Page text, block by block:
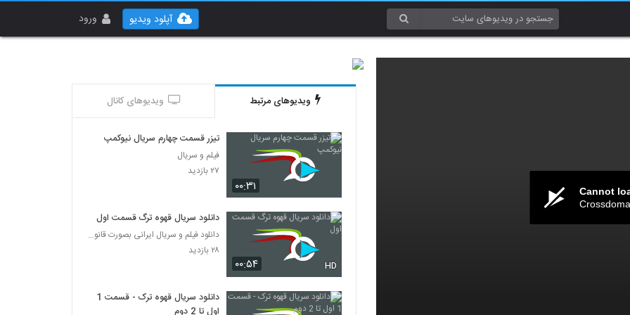
ورود آپلود ویدیو
Cannot
ویدیوهای مرتبط ویدیوهای کانال
۰۰:۳۱
تیزر قسمت چهارم سریال نیوکمپ
فیلم و سریال
۲۷ بازدید
۰۰:۵۴ HD
دانلود سریال قهوه ترگ قسمت اول
دانلود فیلم و سریال ایرانی بصورت قانونی
۲۸ بازدید
دانلود سریال قهوه ترک - قسمت 1
اول تا 2 دوم